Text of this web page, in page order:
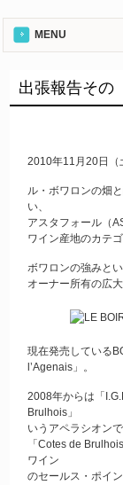
MENU
出張報告その
2010年11月20日（
ル・ボワロンの畑
い、
アスタフォール（
ワイン産地のカテ
ボワロンの強みと
オーナー所有の広
現在発売している
l’Agenais」。
2008年からは「
Brulhois」
いうアペラシオン
「Cotes de
ワイン
のセールス・ポイ